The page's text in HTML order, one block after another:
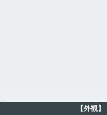
【外観】